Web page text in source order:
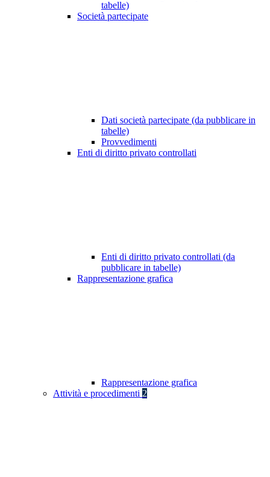
tabelle)
Società partecipate
Dati società partecipate (da pubblicare in
tabelle)
Provvedimenti
Enti di diritto privato controllati
Enti di diritto privato controllati (da
pubblicare in tabelle)
Rappresentazione grafica
Rappresentazione grafica
Attività e procedimenti 2